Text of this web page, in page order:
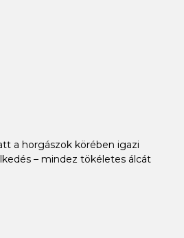
a horgászok körében igazi
– mindez tökéletes álcát